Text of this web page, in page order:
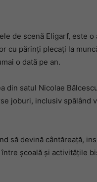
de scenă Eligarf, este
cu părinți plecați la
o dată pe an.
din satul Nicolae
joburi, inclusiv spălând
să devină cântăreață,
școală și activitățile